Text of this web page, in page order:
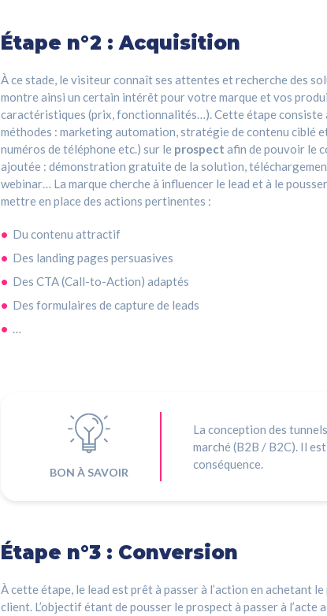
Étape n°2 : Acquisition
À ce stade, le visiteur connaît ses attentes et recherche des
montre ainsi un certain intérêt pour votre marque et vos
caractéristiques (prix, fonctionnalités…). Cette étape
méthodes : marketing automation, stratégie de contenu ciblé
numéros de téléphone etc.) sur le prospect afin de pouvoir le
ajoutée : démonstration gratuite de la solution,
webinar… La marque cherche à influencer le lead et à le
mettre en place des actions pertinentes :
Du contenu attractif
Des landing pages persuasives
Des CTA (Call-to-Action) adaptés
Des formulaires de capture de leads
…
BON À SAVOIR
La conception des
marché (B2B / B2C). Il
conséquence.
Étape n°3 : Conversion
À cette étape, le lead est prêt à passer à l’action en achetant
client. L’objectif étant de pousser le prospect à passer à